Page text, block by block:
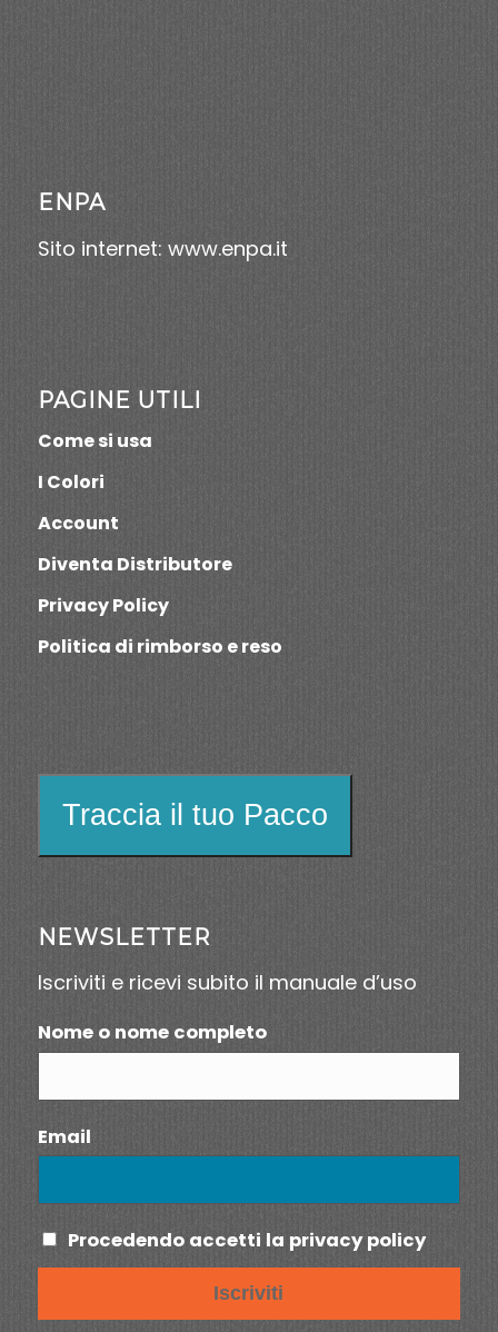
ENPA
Sito internet: www.enpa.it
PAGINE UTILI
Come si usa
I Colori
Account
Diventa Distributore
Privacy Policy
Politica di rimborso e reso
Traccia il tuo Pacco
NEWSLETTER
Iscriviti e ricevi subito il manuale d’uso
Nome o nome completo
Email
Procedendo accetti la privacy policy